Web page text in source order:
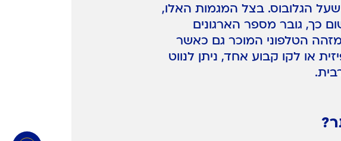
שעל הגלובוס. בצל המגמות האלו,
כך, גובר מספר הארגונים
הטלפוני המוכר גם כאשר
או לקו קבוע אחד, ניתן לנווט